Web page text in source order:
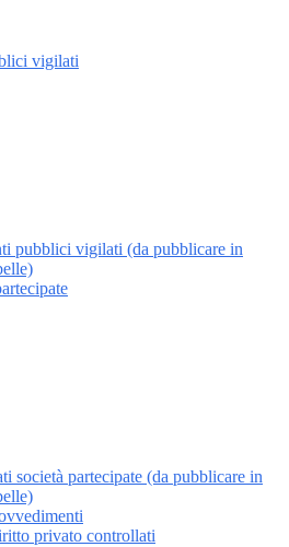
vigilati
pubblici vigilati (da pubblicare in
società partecipate (da pubblicare in
privato controllati